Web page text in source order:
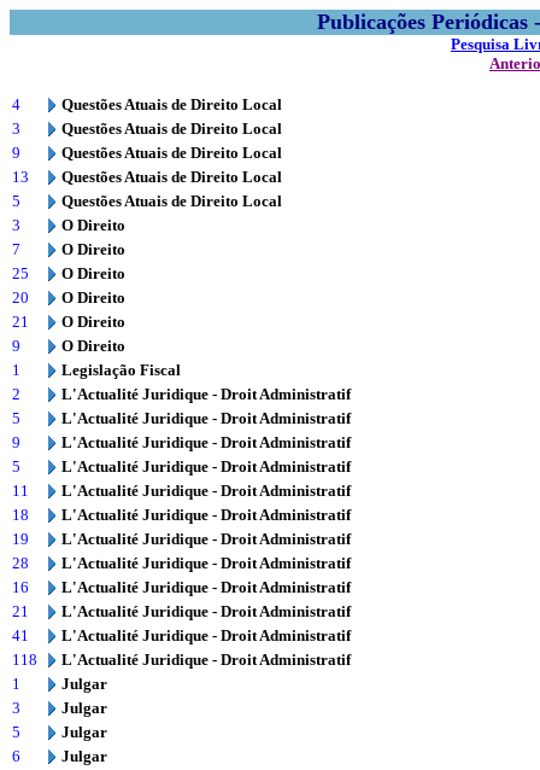
Publicações
Pesquisa
4
Questões Atuais de Direito Local
3
Questões Atuais de Direito Local
9
Questões Atuais de Direito Local
13
Questões Atuais de Direito Local
5
Questões Atuais de Direito Local
3
O Direito
7
O Direito
25
O Direito
20
O Direito
21
O Direito
9
O Direito
1
Legislação Fiscal
2
L'Actualité Juridique - Droit Administratif
5
L'Actualité Juridique - Droit Administratif
9
L'Actualité Juridique - Droit Administratif
5
L'Actualité Juridique - Droit Administratif
11
L'Actualité Juridique - Droit Administratif
18
L'Actualité Juridique - Droit Administratif
19
L'Actualité Juridique - Droit Administratif
28
L'Actualité Juridique - Droit Administratif
16
L'Actualité Juridique - Droit Administratif
21
L'Actualité Juridique - Droit Administratif
41
L'Actualité Juridique - Droit Administratif
118
L'Actualité Juridique - Droit Administratif
1
Julgar
3
Julgar
5
Julgar
6
Julgar